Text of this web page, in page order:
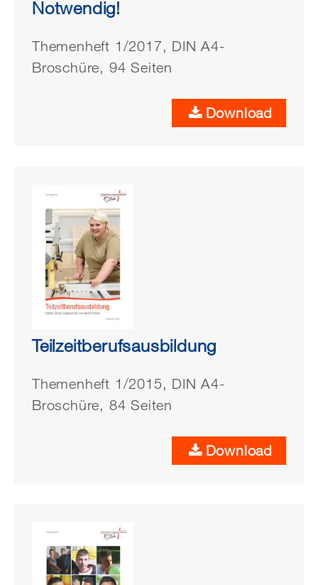
Notwendig!
Themenheft 1/2017, DIN A4-
Broschüre, 94 Seiten
Download
Teilzeitberufsausbildung
Themenheft 1/2015, DIN A4-
Broschüre, 84 Seiten
Download